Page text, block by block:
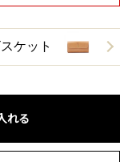
ケット
れる